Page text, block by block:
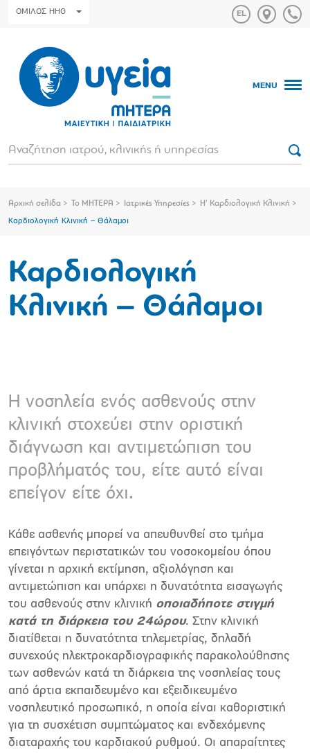
ΟΜΙΛΟΣ HHG
MENU
Αρχική σελίδα Το ΜΗΤΕΡΑ Ιατρικές Υπηρεσίες Η’ Καρδιολογική Κλινική
Καρδιολογική Κλινική – Θάλαμοι
Καρδιολογική
Κλινική – Θάλαμοι
Η νοσηλεία ενός ασθενούς στην
κλινική στοχεύει στην οριστική
διάγνωση και αντιμετώπιση του
προβλήματός του, είτε αυτό είναι
επείγον είτε όχι.
Κάθε ασθενής μπορεί να απευθυνθεί στο τμήμα
επειγόντων περιστατικών του νοσοκομείου όπου
γίνεται η αρχική εκτίμηση, αξιολόγηση και
αντιμετώπιση και υπάρχει η δυνατότητα εισαγωγής
του ασθενούς στην κλινική οποιαδήποτε στιγμή
κατά τη διάρκεια του 24ώρου. Στην κλινική
διατίθεται η δυνατότητα τηλεμετρίας, δηλαδή
συνεχούς ηλεκτροκαρδιογραφικής παρακολούθησης
των ασθενών κατά τη διάρκεια της νοσηλείας τους
από άρτια εκπαιδευμένο και εξειδικευμένο
νοσηλευτικό προσωπικό, η οποία είναι καθοριστική
για τη συσχέτιση συμπτώματος και ενδεχόμενης
διαταραχής του καρδιακού ρυθμού. Οι απαραίτητες